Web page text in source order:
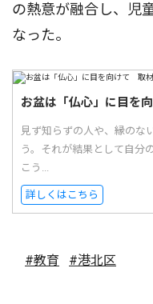
の熱意が融合し、児
なった。
お盆は「仏心」に目
見ず知らずの人や、縁のな
う。それが結果として自分
こう...
詳しくはこちら
#教育 #港北区